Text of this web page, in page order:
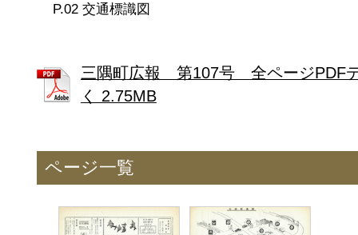
交通標識図
三隅町広報 第107号 全ページPDF
く 2.75MB
ページ一覧